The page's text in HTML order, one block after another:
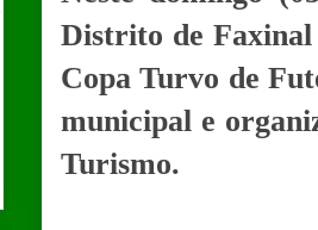
Distrito de Faxinal
Copa Turvo de
municipal e
Turismo.